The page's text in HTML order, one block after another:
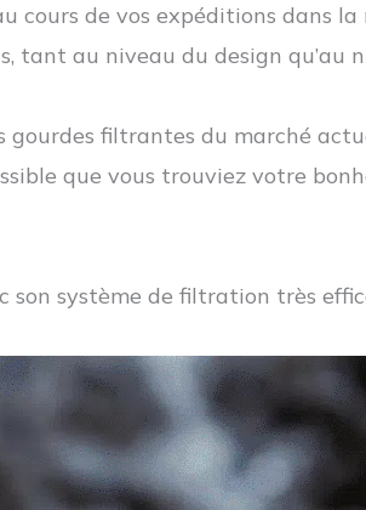
cours de vos expéditions dans
tant au niveau du design qu’au
filtrantes du marché
que vous trouviez votre
système de filtration très